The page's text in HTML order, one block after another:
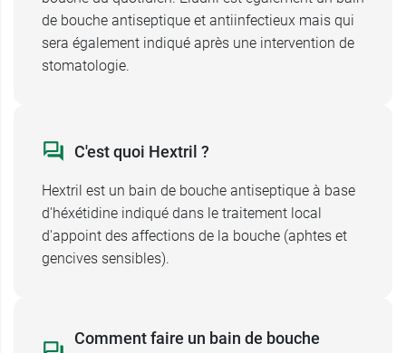
bain de bouche
Ce médicament contient des dérivés terpéniques,
posologies et la durée de traitement préconisées.
azoïque (azorubine E122) et peut provoquer des
réactions allergiques.
Le bain de bouche Hextril : à partir de quel
de 6 ans, le bain de bouche est contre-indiqué.
de bouche antiseptique et antiinfectieux mais qui
sera également indiqué après une intervention de
stomatologie.
C'est quoi Hextril ?
Hextril est un bain de bouche antiseptique à base
d'héxétidine indiqué dans le traitement local
d'appoint des affections de la bouche (aphtes et
gencives sensibles).
Comment faire un bain de bouche